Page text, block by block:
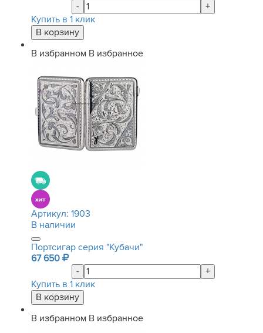
-
+
Купить в 1 клик
В избранном В избранное
Артикул: 1903
В наличии
Портсигар серия "Кубачи"
67 650
-
+
Купить в 1 клик
В избранном В избранное